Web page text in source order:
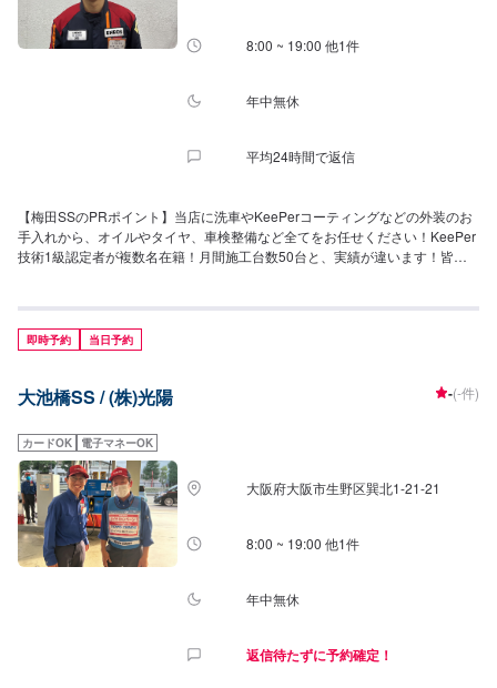
8:00 ~ 19:00 他1件
年中無休
平均24時間で返信
【梅田SSのPRポイント】当店に洗車やKeePerコーティングなどの外装のお
手入れから、オイルやタイヤ、車検整備など全てをお任せください！KeePer
技術1級認定者が複数名在籍！月間施工台数50台と、実績が違います！皆様
7:00~20:00祝：8:00~19:00【サービスルームの詳細】・椅子・トイレ・ゴミ
箱・自販機をご用意しております。【アクセス】当店は海老江梅田線沿いに
ございます。また、JR福島駅から徒歩7分、大塚梅田ビルの1階にございま
即時予約 当日予約
大池橋SS / (株)光陽 -(-件)
カードOK 電子マネーOK
大阪府大阪市生野区巽北1-21-21
8:00 ~ 19:00 他1件
年中無休
返信待たずに予約確定！